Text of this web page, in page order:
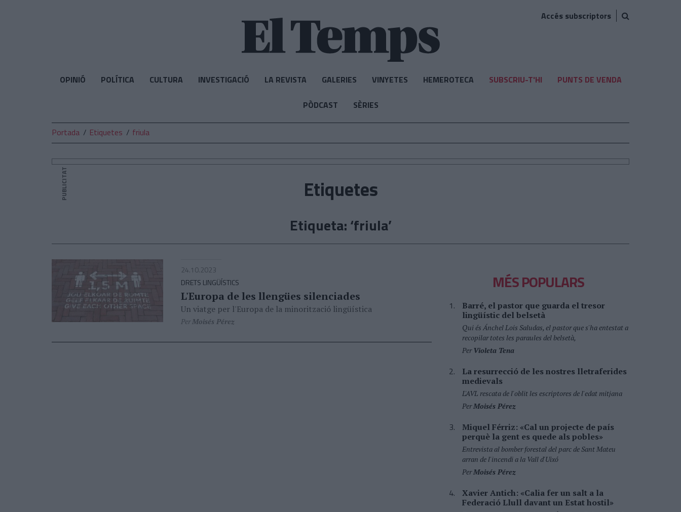
Accés subscriptors
OPINIÓ POLÍTICA CULTURA INVESTIGACIÓ LA REVISTA GALERIES VINYETES HEMEROTECA SUBSCRIU-T'HI PUNTS DE VENDA
PÒDCAST SÈRIES
Portada Etiquetes friula
PUBLICITAT Etiquetes
Etiqueta: ‘friula’
24.10.2023
DRETS LINGÜÍSTICS
L'Europa de les llengües silenciades
Un viatge per l'Europa de la minorització lingüística
PerMoisés Pérez
MÉS POPULARS
Barré, el pastor que guarda el tresor
lingüístic del belsetà
Qui és Ánchel Lois Saludas, el pastor que s'ha entestat a
recopilar totes les paraules del belsetà,
PerVioleta Tena
La resurrecció de les nostres lletraferides
medievals
L'AVL rescata de l'oblit les escriptores de l'edat mitjana
PerMoisés Pérez
Miquel Férriz: «Cal un projecte de país
perquè la gent es quede als pobles»
Entrevista al bomber forestal del parc de Sant Mateu
arran de l'incendi a la Vall d'Uixó
PerMoisés Pérez
Xavier Antich: «Calia fer un salt a la
Federació Llull davant un Estat hostil»